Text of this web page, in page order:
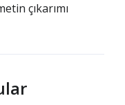
çıkarımı